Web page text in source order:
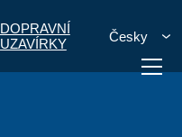
DOPRAVNÍ
UZAVÍRKY
Česky